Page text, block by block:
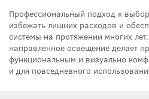
Профессиональный подход к
избежать лишних расходов и
системы на протяжении многих
направленное освещение делает
функциональным и визуально
и для повседневного